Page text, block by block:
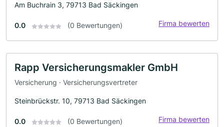
Am Buchrain 3, 79713 Bad Säckingen
0.0 (0 Bewertungen) Firma bewerten
Rapp Versicherungsmakler GmbH
Versicherung · Versicherungsvertreter
Steinbrückstr. 10, 79713 Bad Säckingen
0.0 (0 Bewertungen) Firma bewerten